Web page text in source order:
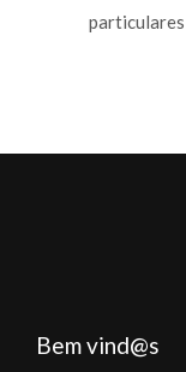
particulares
Bem vind@s